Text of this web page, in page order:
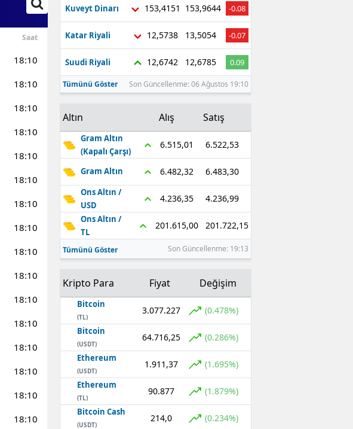
Saat
18:10
18:10
18:10
18:10
18:10
18:10
18:10
18:10
18:10
18:10
18:10
18:10
18:10
18:10
18:10
18:10
Kuveyt Dinarı 153,4151 153,9644 -0.08
Katar Riyali 12,5738 13,5054 -0.07
Suudi Riyali 12,6742 12,6785 0.09
Tümünü Göster Son Güncellenme: 06 Ağustos 19:10
Altın Alış Satış
Gram Altın
(Kapalı Çarşı)
6.515,01 6.522,53
Gram Altın 6.482,32 6.483,30
Ons Altın /
USD
4.236,35 4.236,99
Ons Altın /
TL
201.615,00 201.722,15
Tümünü Göster Son Güncellenme: 19:13
Kripto Para Fiyat Değişim
Bitcoin
(TL)
3.077.227 (0.478%)
Bitcoin
(USDT)
64.716,25 (0.286%)
Ethereum
(USDT)
1.911,37 (1.695%)
Ethereum
(TL)
90.877 (1.879%)
Bitcoin Cash
(USDT)
214,0 (0.234%)